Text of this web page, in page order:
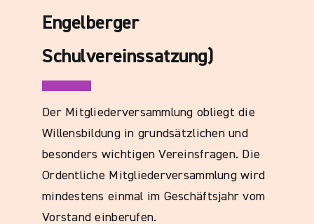
Engelberger
Schulvereinssatzung)
Der Mitgliederversammlung obliegt die
Willensbildung in grundsätzlichen und
besonders wichtigen Vereinsfragen. Die
Ordentliche Mitgliederversammlung wird
mindestens einmal im Geschäftsjahr vom
Vorstand einberufen.